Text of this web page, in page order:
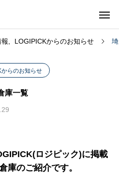
LOGIPICKからのお知らせ
からのお知らせ
庫一覧
ロジピック)に掲載
庫のご紹介です。